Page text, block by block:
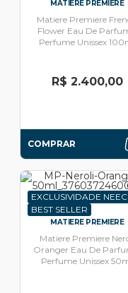
MATIERE PREMIERE
Matiere Premiere
Flower Eau De
Perfume Unissex
R$ 2.400,00
COMPRAR
EXCLUSIVIDADE
BEST SELLER
MATIERE PREMIERE
Matiere Premiere
Oranger Eau De
Perfume Unissex